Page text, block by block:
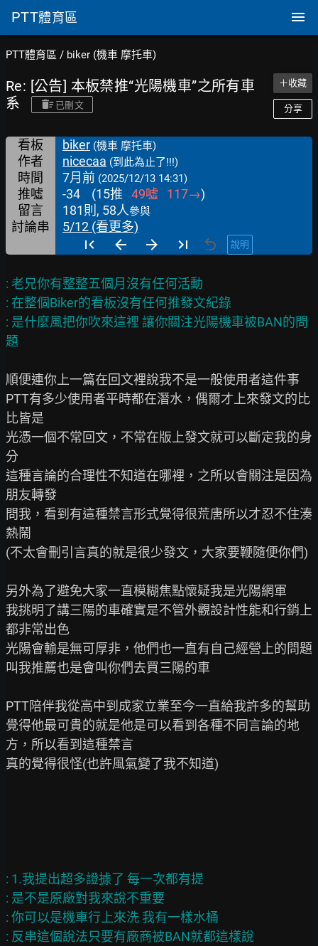
PTT體育區
PTT體育區 / biker (機車 摩托車)
Re: [公告] 本板禁推“光陽機車”之所有車
系
已刪文
＋收藏
分享
看板 biker (機車 摩托車)
作者 nicecaa (到此為止了!!!)
時間 7月前 (2025/12/13 14:31)
推噓 -34 (15推 49噓 117→)
留言
181則, 58人參與
討論串 5/12 (看更多)
說明
: 老兄你有整整五個月沒有任何活動
: 在整個Biker的看板沒有任何推發文紀錄
: 是什麼風把你吹來這裡 讓你關注光陽機車被BAN的問
順便連你上一篇在回文裡說我不是一般使用者這件事
PTT有多少使用者平時都在潛水，偶爾才上來發文的比
比皆是
光憑一個不常回文，不常在版上發文就可以斷定我的身
分
這種言論的合理性不知道在哪裡，之所以會關注是因為
朋友轉發
問我，看到有這種禁言形式覺得很荒唐所以才忍不住湊
熱鬧
(不太會刪引言真的就是很少發文，大家要鞭隨便你們)
另外為了避免大家一直模糊焦點懷疑我是光陽網軍
我挑明了講三陽的車確實是不管外觀設計性能和行銷上
都非常出色
光陽會輸是無可厚非，他們也一直有自己經營上的問題
叫我推薦也是會叫你們去買三陽的車
PTT陪伴我從高中到成家立業至今一直給我許多的幫助
覺得他最可貴的就是他是可以看到各種不同言論的地
方，所以看到這種禁言
真的覺得很怪(也許風氣變了我不知道)
: 1.我提出超多證據了 每一次都有提
: 是不是原廠對我來說不重要
: 你可以是機車行上來洗 我有一樣水桶
: 反串這個說法只要有廠商被BAN就都這樣說